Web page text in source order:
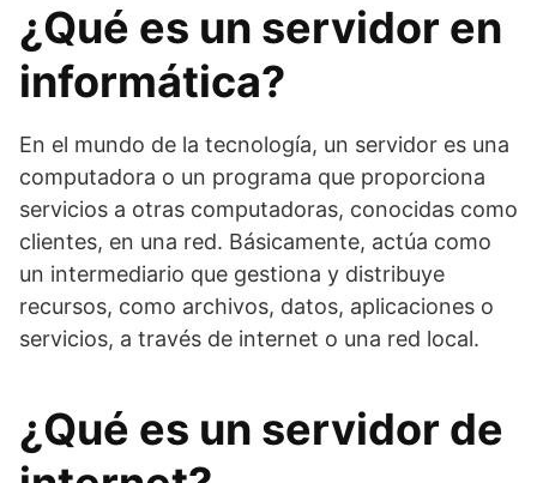
¿Qué es un servidor en
informática?
En el mundo de la tecnología, un servidor es una
computadora o un programa que proporciona
servicios a otras computadoras, conocidas como
clientes, en una red. Básicamente, actúa como
un intermediario que gestiona y distribuye
recursos, como archivos, datos, aplicaciones o
servicios, a través de internet o una red local.
¿Qué es un servidor de